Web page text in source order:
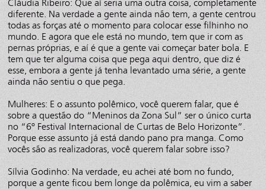
Cláudia Ribeiro: Que aí seria uma outra coisa, completamente
diferente. Na verdade a gente ainda não tem, a gente centrou
todas as forças até o momento para colocar esse filhinho no
mundo. E agora que ele está no mundo, tem que ir com as
pernas próprias, e aí é que a gente vai começar bater bola. E
tem que ter alguma coisa que pega aqui dentro, que diz é
esse, embora a gente já tenha levantado uma série, a gente
ainda não sentiu o que pega.
Mulheres: E o assunto polêmico, você querem falar, que é
sobre a questão do “Meninos da Zona Sul” ser o único curta
no “6º Festival Internacional de Curtas de Belo Horizonte”.
Porque esse assunto já está dando pano pra manga. Como
vocês são as realizadoras, você querem falar sobre isso?
Sílvia Godinho: Na verdade, eu achei até bom no fundo,
porque a gente ficou bem longe da polêmica, eu vim a saber